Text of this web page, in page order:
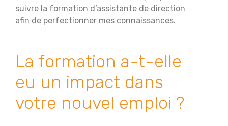
suivre la formation d’assistante de direction
afin de perfectionner mes connaissances.
La formation a-t-elle
eu un impact dans
votre nouvel emploi ?